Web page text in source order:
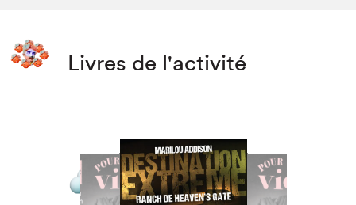
Livres de l'activité